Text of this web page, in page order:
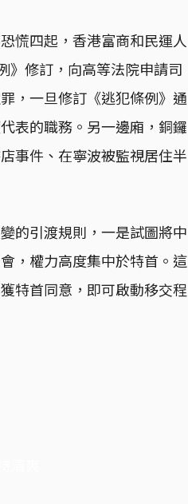
慌四起，香港富商和民運人
》修訂，向高等法院申請司
，一旦修訂《逃犯條例》通
表的職務。另一邊廂，銅鑼
事件、在寧波被監視居住半
的引渡規則，一是試圖將中
，權力高度集中於特首。這
特首同意，即可啟動移交程